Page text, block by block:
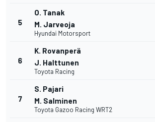
5
O. Tanak
M. Jarveoja
Hyundai Motorsport
6
K. Rovanperä
J. Halttunen
Toyota Racing
7
S. Pajari
M. Salminen
Toyota Gazoo Racing WRT2